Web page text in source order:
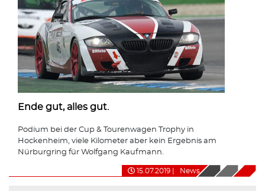
Ende gut, alles gut.
Podium bei der Cup & Tourenwagen Trophy in
Hockenheim, viele Kilometer aber kein Ergebnis am
Nürburgring für Wolfgang Kaufmann.
15.07.2019 News